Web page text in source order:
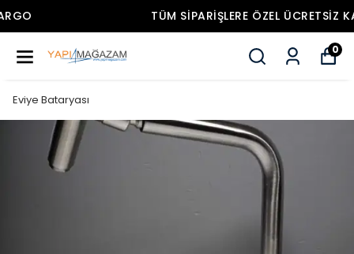
TÜM SIPARIŞLERE ÖZEL ÜCRETSIZ KARGO
0
Eviye Bataryası